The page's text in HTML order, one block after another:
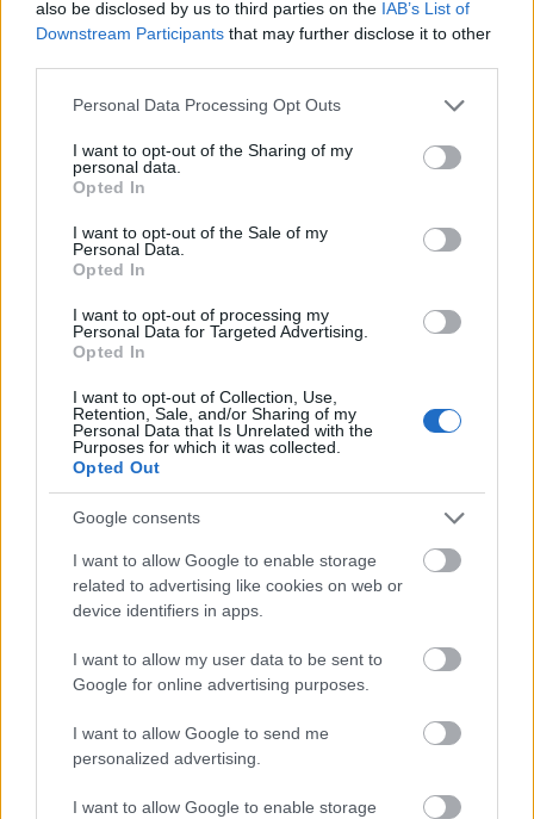
also be disclosed by us to third parties on the IAB’s List of
Downstream Participants that may further disclose it to other
Please note that this website/app uses one or more Google
not limited to your visit or usage behaviour. You may click to
grant or deny consent to Google and its third-party tags to
use your data for below specified purposes in below Google
consent section.
Personal Data Processing Opt Outs
I want to opt-out of the Sharing of my
personal data.
Opted In
I want to opt-out of the Sale of my
Personal Data.
Opted In
I want to opt-out of processing my
Personal Data for Targeted Advertising.
Opted In
I want to opt-out of Collection, Use,
Retention, Sale, and/or Sharing of my
Personal Data that Is Unrelated with the
Purposes for which it was collected.
Opted Out
Google consents
I want to allow Google to enable storage
related to advertising like cookies on web or
device identifiers in apps.
I want to allow my user data to be sent to
Google for online advertising purposes.
I want to allow Google to send me
personalized advertising.
I want to allow Google to enable storage
Krautrockos, világvégés lemezt adott ki a
garázsrockból indult DARĀGE, de szerencsére a
megtartották a "magát nem túl komolyan vevő
mentalitást" is. Ez a kritika először a Recorder
magazin 125. számában jelent meg.
Van-e világvége after? - Rec.hu
RRRecorder•2025. május 22.
Én vagyok az igazság, szeressetek hát! Kutyák, azok
vannak, macskák is léteznek. Ez az év is a miénk, ha
nem csal a szimatom. Nagyapám még sohasem
látta az óceánt. Az ember életéből egy is kettőt ér.
Szellemekkel osztom meg az álmaimat. Mi hozzuk a